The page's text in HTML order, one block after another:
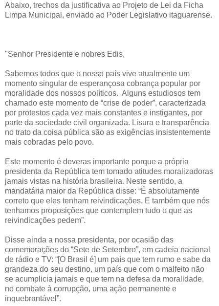
Abaixo, trechos da justificativa ao Projeto de Lei da Ficha
Limpa Municipal, enviado ao Poder Legislativo itaguarense.
"Senhor Presidente e nobres Edis,
Sabemos todos que o nosso país vive atualmente um
momento singular de esperançosa cobrança popular por
moralidade dos nossos políticos. Alguns estudiosos tem
chamado este momento de “crise de poder”, caracterizada
por protestos cada vez mais constantes e instigantes, por
parte da sociedade civil organizada. Lisura e transparência
no trato da coisa pública são as exigências insistentemente
mais cobradas pelo povo.
Este momento é deveras importante porque a própria
presidenta da República tem tomado atitudes moralizadoras
jamais vistas na história brasileira. Neste sentido, a
mandatária maior da República disse: “É absolutamente
correto que eles tenham reivindicações. E também que nós
tenhamos proposições que contemplem tudo o que as
reivindicações pedem”.
Disse ainda a nossa presidenta, por ocasião das
comemorações do “Sete de Setembro”, em cadeia nacional
de rádio e TV: “[O Brasil é] um país que tem rumo e sabe da
grandeza do seu destino, um país que com o malfeito não
se acumplicia jamais e que tem na defesa da moralidade,
no combate à corrupção, uma ação permanente e
inquebrantável”.